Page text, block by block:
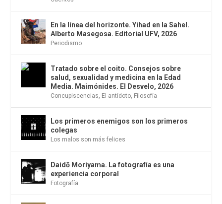
En la línea del horizonte. Yihad en la Sahel.
Alberto Masegosa. Editorial UFV, 2026
Periodismo
Tratado sobre el coito. Consejos sobre
salud, sexualidad y medicina en la Edad
Media. Maimónides. El Desvelo, 2026
Concupiscencias, El antídoto, Filosofía
Los primeros enemigos son los primeros
colegas
Los malos son más felices
Daidō Moriyama. La fotografía es una
experiencia corporal
Fotografía